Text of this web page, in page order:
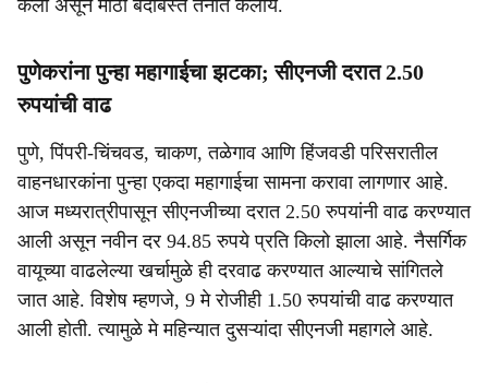
केली असून मोठा बंदोबस्त तैनात केलाय.
पुणेकरांना पुन्हा महागाईचा झटका; सीएनजी दरात 2.50
रुपयांची वाढ
पुणे, पिंपरी-चिंचवड, चाकण, तळेगाव आणि हिंजवडी परिसरातील
वाहनधारकांना पुन्हा एकदा महागाईचा सामना करावा लागणार आहे.
आज मध्यरात्रीपासून सीएनजीच्या दरात 2.50 रुपयांनी वाढ करण्यात
आली असून नवीन दर 94.85 रुपये प्रति किलो झाला आहे. नैसर्गिक
वायूच्या वाढलेल्या खर्चामुळे ही दरवाढ करण्यात आल्याचे सांगितले
जात आहे. विशेष म्हणजे, 9 मे रोजीही 1.50 रुपयांची वाढ करण्यात
आली होती. त्यामुळे मे महिन्यात दुसऱ्यांदा सीएनजी महागले आहे.